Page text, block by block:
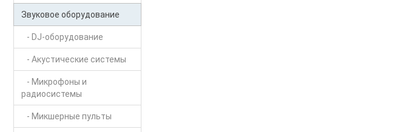
Звуковое оборудование
- DJ-оборудование
- Акустические системы
- Микрофоны и
радиосистемы
- Микшерные пульты